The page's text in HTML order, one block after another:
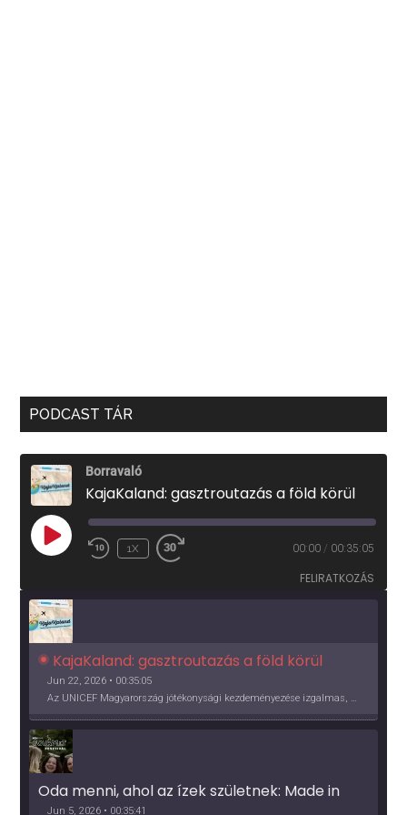
PODCAST TÁR
Borravaló
KajaKaland: gasztroutazás a föld körül
PLAY
EPISODE
1X 00:00 / 00:35:05
FELIRATKOZÁS
KajaKaland: gasztroutazás a föld körül
Jun 22, 2026 • 00:35:05
Az UNICEF Magyarország jótékonysági kezdeményezése izgalmas, egész éves világkörüli ízutazásra hív, igazi családi program és gasztroedukáció, illetve segítség a rászorulóknak is egyben.
Oda menni, ahol az ízek születnek: Made in
Vidék, Gourmet Fesztivál 2026
Jun 5, 2026 • 00:35:41